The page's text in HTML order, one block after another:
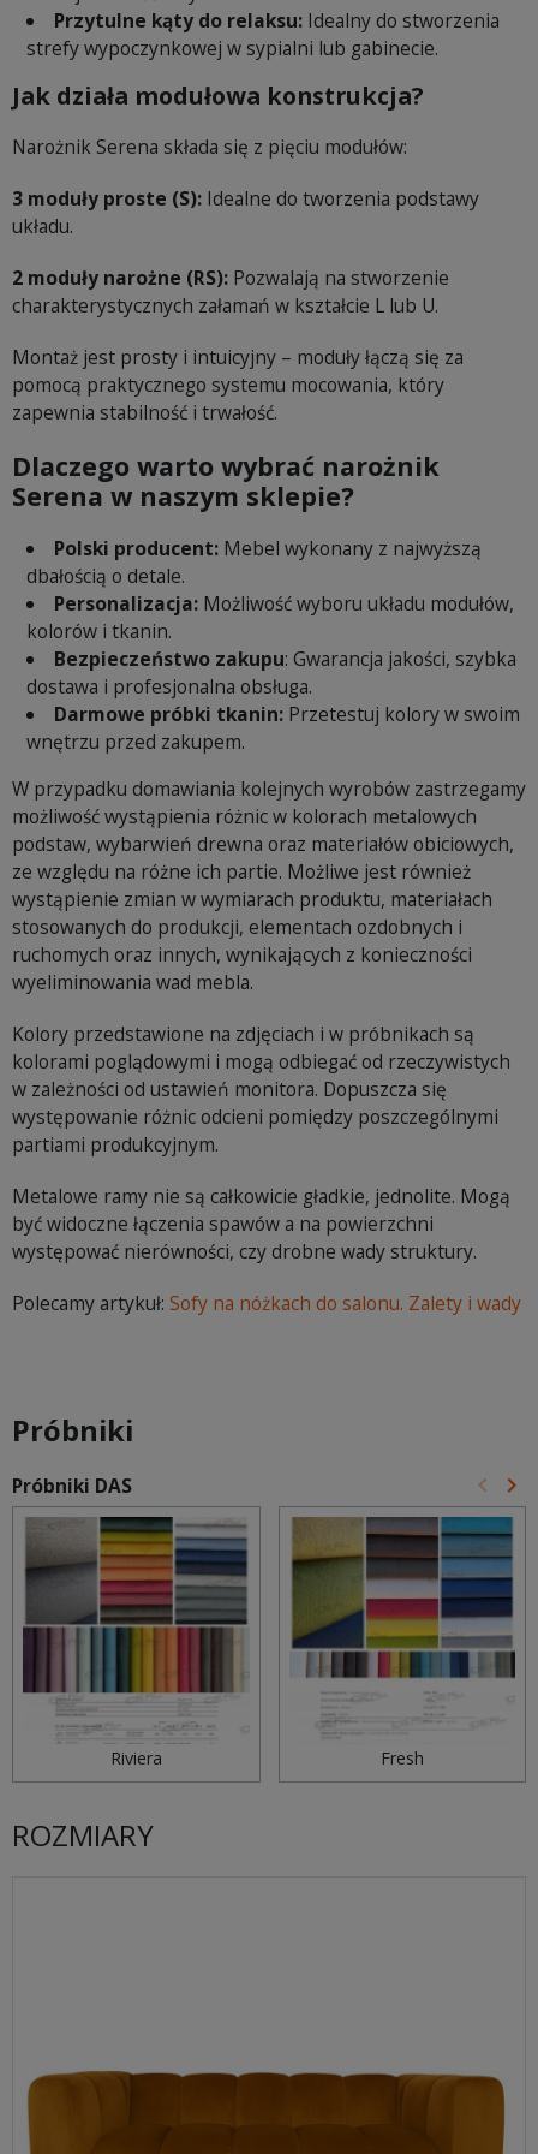
Przytulne kąty do relaksu:Idealny do stworzenia
strefy wypoczynkowej w sypialni lub gabinecie.
Jak działa modułowa konstrukcja?
Narożnik Serena składa się z pięciu modułów:
3 moduły proste (S): Idealne do tworzenia podstawy
układu.
2 moduły narożne (RS): Pozwalają na stworzenie
charakterystycznych załamań w kształcie L lub U.
Montaż jest prosty i intuicyjny – moduły łączą się za
pomocą praktycznego systemu mocowania, który
zapewnia stabilność i trwałość.
Dlaczego warto wybrać narożnik
Serena w naszym sklepie?
Polski producent:Mebel wykonany z najwyższą
dbałością o detale.
Personalizacja:Możliwość wyboru układu modułów,
kolorów i tkanin.
Bezpieczeństwo zakupu: Gwarancja jakości, szybka
dostawa i profesjonalna obsługa.
Darmowe próbki tkanin:Przetestuj kolory w swoim
wnętrzu przed zakupem.
W przypadku domawiania kolejnych wyrobów zastrzegamy
możliwość wystąpienia różnic w kolorach metalowych
podstaw, wybarwień drewna oraz materiałów obiciowych,
ze względu na różne ich partie. Możliwe jest również
wystąpienie zmian w wymiarach produktu, materiałach
stosowanych do produkcji, elementach ozdobnych i
ruchomych oraz innych, wynikających z konieczności
wyeliminowania wad mebla.
Kolory przedstawione na zdjęciach i w próbnikach są
kolorami poglądowymi i mogą odbiegać od rzeczywistych
w zależności od ustawień monitora. Dopuszcza się
występowanie różnic odcieni pomiędzy poszczególnymi
partiami produkcyjnym.
Metalowe ramy nie są całkowicie gładkie, jednolite. Mogą
być widoczne łączenia spawów a na powierzchni
występować nierówności, czy drobne wady struktury.
Polecamy artykuł: Sofy na nóżkach do salonu. Zalety i wady
Próbniki
Próbniki DAS keyboard_arrow_left keyboard_arrow_right
Riviera Fresh
ROZMIARY